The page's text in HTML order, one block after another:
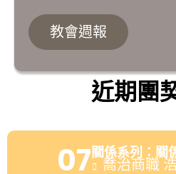
教會週報
近期團
07關係系列：關
喬治商職